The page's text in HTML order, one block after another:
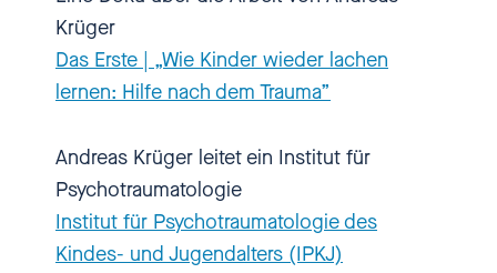
Dr. Andreas Krüger.
[00:01:53.100] - Andreas Krüger
Einladung.
[00:01:54.690] - Nadia Kailouli
Schön, dass du da bist. Ist "Du"
Krüger
Das Erste | „Wie Kinder wieder lachen
lernen: Hilfe nach dem Trauma”
Andreas Krüger leitet ein Institut für
Psychotraumatologie
Institut für Psychotraumatologie des
Kindes- und Jugendalters (IPKJ)